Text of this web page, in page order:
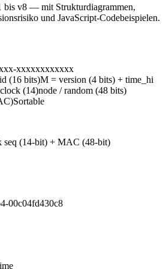
v8 — mit Strukturdiagrammen,
und JavaScript-Codebeispielen.
-xxxxxxxxxxxx
(16 bits)M = version (4 bits) + time_hi
(14)node / random (48 bits)
Sortable
seq (14-bit) + MAC (48-bit)
00c04fd430c8